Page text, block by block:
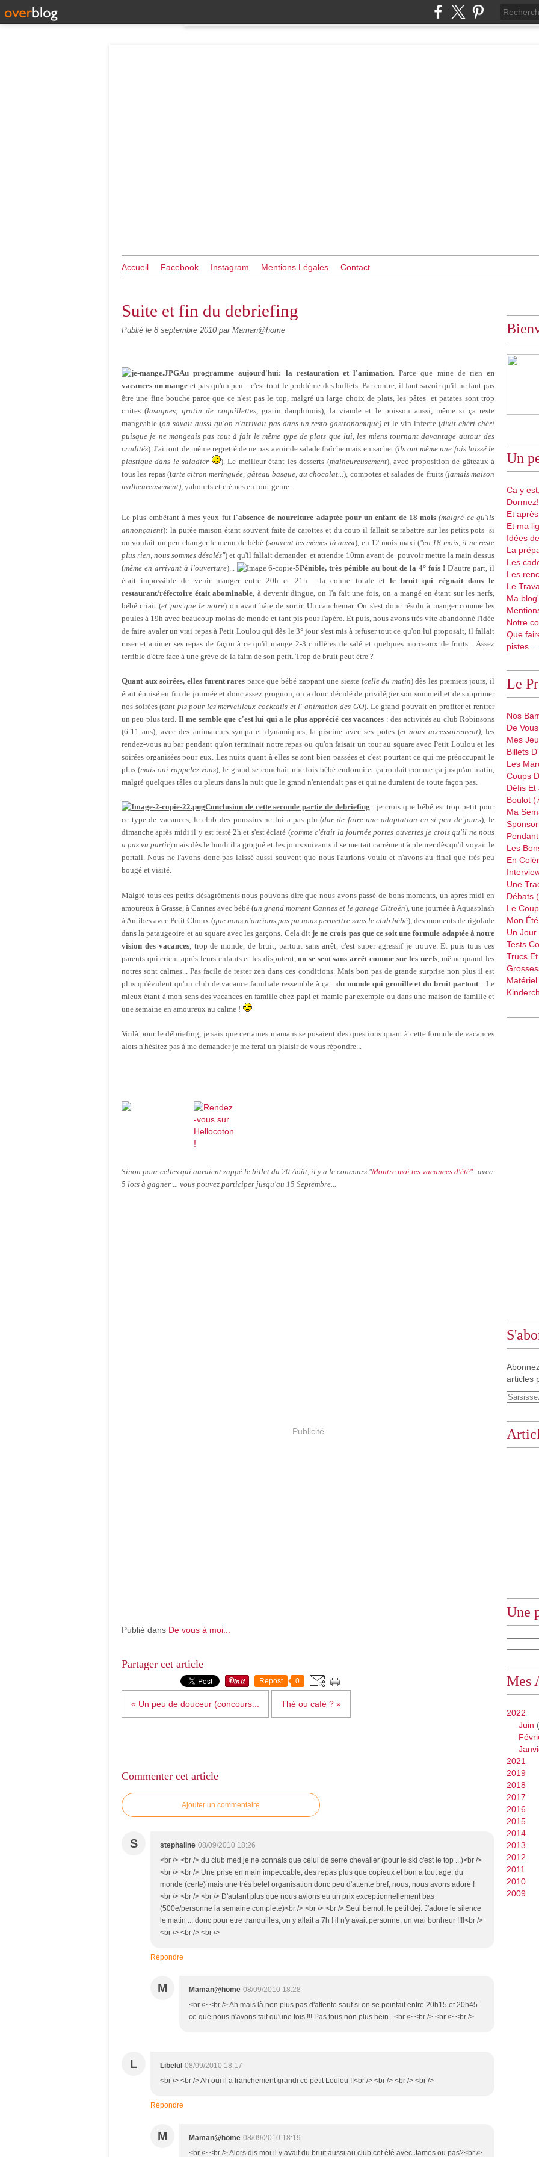
Accueil Facebook Instagram Mentions Légales Contact
Suite et fin du debriefing
Publié le 8 septembre 2010 par Maman@home
Au programme aujourd'hui: la restauration et l'animation. Parce que mine de rien en
vacances on mange et pas qu'un peu... c'est tout le problème des buffets. Par contre, il faut savoir qu'il ne faut pas
être une fine bouche parce que ce n'est pas le top, malgré un large choix de plats, les pâtes et patates sont trop
cuites (lasagnes, gratin de coquillettes, gratin dauphinois), la viande et le poisson aussi, même si ça reste
mangeable (on savait aussi qu'on n'arrivait pas dans un resto gastronomique) et le vin infecte (dixit chéri-chéri
puisque je ne mangeais pas tout à fait le même type de plats que lui, les miens tournant davantage autour des
crudités). J'ai tout de même regretté de ne pas avoir de salade fraîche mais en sachet (ils ont même une fois laissé le
plastique dans le saladier
). Le meilleur étant les desserts (malheureusement), avec proposition de gâteaux à
tous les repas (tarte citron meringuée, gâteau basque, au chocolat...), compotes et salades de fruits (jamais maison
malheureusement), yahourts et crèmes en tout genre.
Le plus embêtant à mes yeux fut l'absence de nourriture adaptée pour un enfant de 18 mois (malgré ce qu'ils
annonçaient): la purée maison étant souvent faite de carottes et du coup il fallait se rabattre sur les petits pots si
on voulait un peu changer le menu de bébé (souvent les mêmes là aussi), en 12 mois maxi ("en 18 mois, il ne reste
plus rien, nous sommes désolés") et qu'il fallait demander et attendre 10mn avant de pouvoir mettre la main dessus
(même en arrivant à l'ouverture)... Pénible, très pénible au bout de la 4° fois ! D'autre part, il
était impossible de venir manger entre 20h et 21h : la cohue totale et le bruit qui règnait dans le
restaurant/réfectoire était abominable, à devenir dingue, on l'a fait une fois, on a mangé en étant sur les nerfs,
bébé criait (et pas que le notre) on avait hâte de sortir. Un cauchemar. On s'est donc résolu à manger comme les
poules à 19h avec beaucoup moins de monde et tant pis pour l'apéro. Et puis, nous avons très vite abandonné l'idée
de faire avaler un vrai repas à Petit Loulou qui dès le 3° jour s'est mis à refuser tout ce qu'on lui proposait, il fallait
ruser et animer ses repas de façon à ce qu'il mange 2-3 cuillères de salé et quelques morceaux de fruits... Assez
terrible d'être face à une grève de la faim de son petit. Trop de bruit peut être ?
Quant aux soirées, elles furent rares parce que bébé zappant une sieste (celle du matin) dès les premiers jours, il
était épuisé en fin de journée et donc assez grognon, on a donc décidé de privilégier son sommeil et de supprimer
nos soirées (tant pis pour les merveilleux cocktails et l' animation des GO). Le grand pouvait en profiter et rentrer
un peu plus tard. Il me semble que c'est lui qui a le plus apprécié ces vacances : des activités au club Robinsons
(6-11 ans), avec des animateurs sympa et dynamiques, la piscine avec ses potes (et nous accessoirement), les
rendez-vous au bar pendant qu'on terminait notre repas ou qu'on faisait un tour au square avec Petit Loulou et les
soirées organisées pour eux. Les nuits quant à elles se sont bien passées et c'est pourtant ce qui me préoccupait le
plus (mais oui rappelez vous), le grand se couchait une fois bébé endormi et ça roulait comme ça jusqu'au matin,
malgré quelques râles ou pleurs dans la nuit que le grand n'entendait pas et qui ne duraient de toute façon pas.
Conclusion de cette seconde partie de debriefing : je crois que bébé est trop petit pour
ce type de vacances, le club des poussins ne lui a pas plu (dur de faire une adaptation en si peu de jours), le
dimanche après midi il y est resté 2h et s'est éclaté (comme c'était la journée portes ouvertes je crois qu'il ne nous
a pas vu partir) mais dès le lundi il a grogné et les jours suivants il se mettait carrément à pleurer dès qu'il voyait le
portail. Nous ne l'avons donc pas laissé aussi souvent que nous l'aurions voulu et n'avons au final que très peu
bougé et visité.
Malgré tous ces petits désagréments nous pouvons dire que nous avons passé de bons moments, un après midi en
amoureux à Grasse, à Cannes avec bébé (un grand moment Cannes et le garage Citroën), une journée à Aquasplash
à Antibes avec Petit Choux (que nous n'aurions pas pu nous permettre sans le club bébé), des moments de rigolade
dans la pataugeoire et au square avec les garçons. Cela dit je ne crois pas que ce soit une formule adaptée à notre
vision des vacances, trop de monde, de bruit, partout sans arrêt, c'est super agressif je trouve. Et puis tous ces
parents qui crient après leurs enfants et les disputent,on se sent sans arrêt comme sur les nerfs, même quand les
notres sont calmes... Pas facile de rester zen dans ces conditions. Mais bon pas de grande surprise non plus il est
plus qu'évident qu'un club de vacance familiale ressemble à ça : du monde qui grouille et du bruit partout... Le
mieux étant à mon sens des vacances en famille chez papi et mamie par exemple ou dans une maison de famille et
une semaine en amoureux au calme !
Voilà pour le débriefing, je sais que certaines mamans se posaient des questions quant à cette formule de vacances
alors n'hésitez pas à me demander je me ferai un plaisir de vous répondre...
Sinon pour celles qui auraient zappé le billet du 20 Août, il y a le concours "Montre moi tes vacances d'été" avec
5 lots à gagner ... vous pouvez participer jusqu'au 15 Septembre...
Publicité
Publié dans De vous à moi...
Partager cet article
Repost 0
« Un peu de douceur (concours... Thé ou café ? »
Commenter cet article
Ajouter un commentaire
S stephaline 08/09/2010 18:26
<br /> <br /> du club med je ne connais que celui de serre chevalier (pour le ski c'est le top ...)<br />
<br /> <br /> Une prise en main impeccable, des repas plus que copieux et bon a tout age, du
monde (certe) mais une très belel organisation donc peu d'attente bref, nous, nous avons adoré !
<br /> <br /> <br /> D'autant plus que nous avions eu un prix exceptionnellement bas
(500e/personne la semaine complete)<br /> <br /> <br /> Seul bémol, le petit dej. J'adore le silence
le matin ... donc pour etre tranquilles, on y allait a 7h ! il n'y avait personne, un vrai bonheur !!!!<br />
<br /> <br /> <br />
Répondre
M Maman@home 08/09/2010 18:28
<br /> <br /> Ah mais là non plus pas d'attente sauf si on se pointait entre 20h15 et 20h45
ce que nous n'avons fait qu'une fois !!! Pas fous non plus hein...<br /> <br /> <br /> <br />
L Libelul 08/09/2010 18:17
<br /> <br /> Ah oui il a franchement grandi ce petit Loulou !!<br /> <br /> <br /> <br />
Répondre
M Maman@home 08/09/2010 18:19
<br /> <br /> Alors dis moi il y avait du bruit aussi au club cet été avec James ou pas?<br />
Un
Ca y
Dormez!
Et
Et ma
Idées
La
Les
Les
Le
Ma
Notre
Que
pistes...
Le
Nos
De
Mes
Billets
Les
Coups
Défis Et
Boulot
Ma
Les
En
Une
Débats
Le
Mon
Un
Tests
Trucs
articles
Une
Mes
2022
Juin
2021
2019
2018
2017
2016
2015
2014
2013
2012
2011
2010
2009